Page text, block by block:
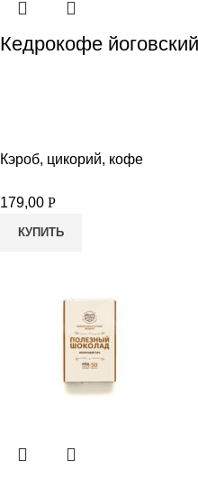
Кедрокофе
Кэроб, цикорий, кофе
179,00 Р
КУПИТЬ